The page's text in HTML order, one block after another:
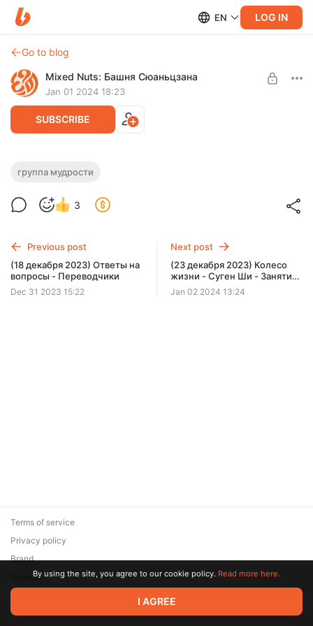
EN LOG IN
Go to blog
Mixed Nuts: Башня Сюаньцзана
Jan 01 2024 18:23
SUBSCRIBE
(21 декабря 2023) Группа мудрости -
50 руб. подписка Башня Сюаньцзаня
группа мудрости
3
Previous post
(18 декабря 2023) Ответы на
вопросы - Переводчики
Dec 31 2023 15:22
Next post
(23 декабря 2023) Колесо
жизни - Суген Ши - Занятие
4
Jan 02 2024 13:24
© 2026 Zaya Solutions Limited. All rights reserved. All trademarks
are the property of their respective owners.
Terms of service
Privacy policy
Brand
SupportBy using the site, you agree to our cookie policy. Read more here.
I AGREE